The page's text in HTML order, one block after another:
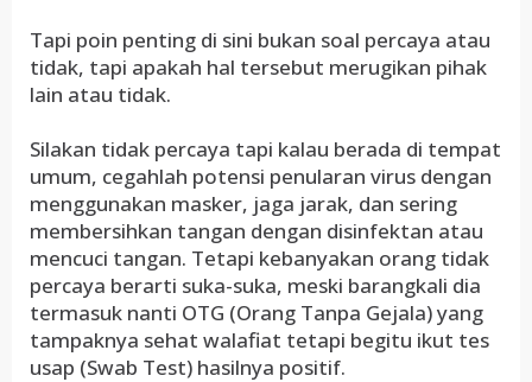
Tapi poin penting di sini bukan soal percaya atau
tidak, tapi apakah hal tersebut merugikan pihak
lain atau tidak.
Silakan tidak percaya tapi kalau berada di tempat
umum, cegahlah potensi penularan virus dengan
menggunakan masker, jaga jarak, dan sering
membersihkan tangan dengan disinfektan atau
mencuci tangan. Tetapi kebanyakan orang tidak
percaya berarti suka-suka, meski barangkali dia
termasuk nanti OTG (Orang Tanpa Gejala) yang
tampaknya sehat walafiat tetapi begitu ikut tes
usap (Swab Test) hasilnya positif.